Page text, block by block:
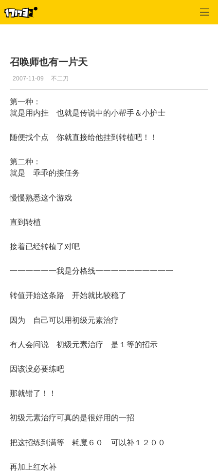
召唤师也有一片天
2007-11-09 不二刀
第一种：
就是用内挂 也就是传说中的小帮手＆小护士
随便找个点 你就直接给他挂到转植吧！！
第二种：
就是 乖乖的接任务
慢慢熟悉这个游戏
直到转植
接着已经转植了对吧
一一一一一一我是分格线一一一一一一一一一一
转值开始这条路 开始就比较稳了
因为 自己可以用初级元素治疗
有人会问说 初级元素治疗 是１等的招示
因该没必要练吧
那就错了！！
初级元素治疗可真的是很好用的一招
把这招练到满等 耗魔６０ 可以补１２００
再加上红水补